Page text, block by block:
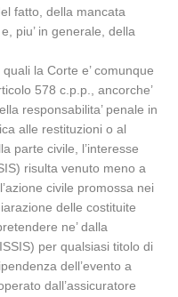
fatto, della mancata
piu’ in generale, della
la Corte e’ comunque
578 c.p.p., ancorche’
responsabilita’ penale in
alle restituzioni o al
parte civile, l’interesse
risulta venuto meno a
civile promossa nei
delle costituite
ne’ dalla
per qualsiasi titolo di
dell’evento a
dall’assicuratore